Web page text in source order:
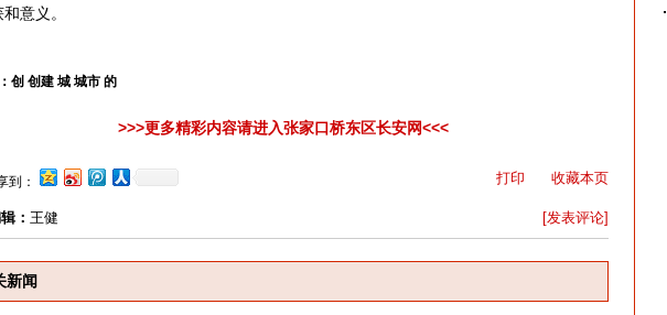
意义。
创 创建 城 城市 的
>>>更多精彩内容请进入张家口桥东区长安网<<<
到： 打印 收藏本页
： 王健 [发表评论]
新闻